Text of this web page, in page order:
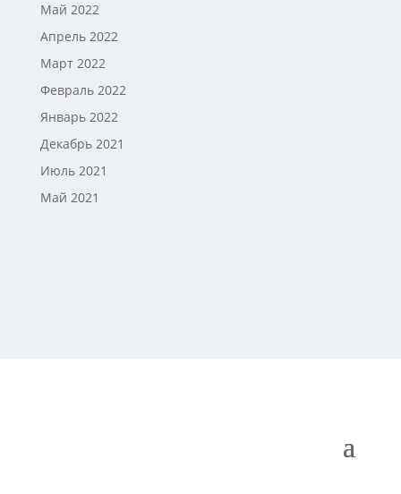
Май 2022
Апрель 2022
Март 2022
Февраль 2022
Январь 2022
Декабрь 2021
Июль 2021
Май 2021